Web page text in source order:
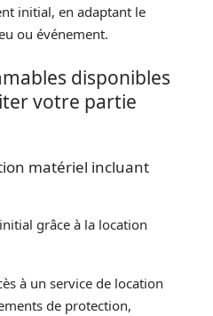
initial, en adaptant le
ou événement.
disponibles
votre partie
matériel incluant
grâce à la location
à un service de location
de protection,